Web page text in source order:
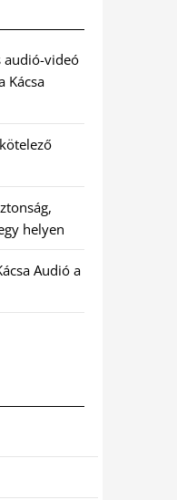
audió-videó
Kácsa
helyen
Audió a